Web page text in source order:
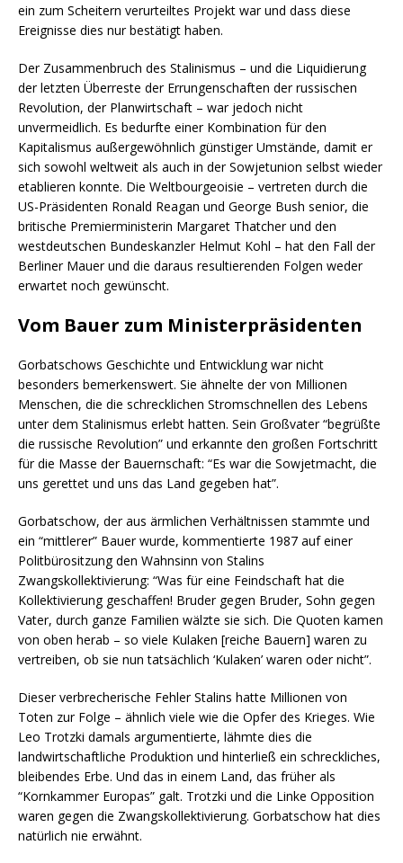
ein zum Scheitern verurteiltes Projekt war und dass diese
Ereignisse dies nur bestätigt haben.
Der Zusammenbruch des Stalinismus – und die Liquidierung
der letzten Überreste der Errungenschaften der russischen
Revolution, der Planwirtschaft – war jedoch nicht
unvermeidlich. Es bedurfte einer Kombination für den
Kapitalismus außergewöhnlich günstiger Umstände, damit er
sich sowohl weltweit als auch in der Sowjetunion selbst wieder
etablieren konnte. Die Weltbourgeoisie – vertreten durch die
US-Präsidenten Ronald Reagan und George Bush senior, die
britische Premierministerin Margaret Thatcher und den
westdeutschen Bundeskanzler Helmut Kohl – hat den Fall der
Berliner Mauer und die daraus resultierenden Folgen weder
erwartet noch gewünscht.
Vom Bauer zum Ministerpräsidenten
Gorbatschows Geschichte und Entwicklung war nicht
besonders bemerkenswert. Sie ähnelte der von Millionen
Menschen, die die schrecklichen Stromschnellen des Lebens
unter dem Stalinismus erlebt hatten. Sein Großvater “begrüßte
die russische Revolution” und erkannte den großen Fortschritt
für die Masse der Bauernschaft: “Es war die Sowjetmacht, die
uns gerettet und uns das Land gegeben hat”.
Gorbatschow, der aus ärmlichen Verhältnissen stammte und
ein “mittlerer” Bauer wurde, kommentierte 1987 auf einer
Politbürositzung den Wahnsinn von Stalins
Zwangskollektivierung: “Was für eine Feindschaft hat die
Kollektivierung geschaffen! Bruder gegen Bruder, Sohn gegen
Vater, durch ganze Familien wälzte sie sich. Die Quoten kamen
von oben herab – so viele Kulaken [reiche Bauern] waren zu
vertreiben, ob sie nun tatsächlich ‘Kulaken’ waren oder nicht”.
Dieser verbrecherische Fehler Stalins hatte Millionen von
Toten zur Folge – ähnlich viele wie die Opfer des Krieges. Wie
Leo Trotzki damals argumentierte, lähmte dies die
landwirtschaftliche Produktion und hinterließ ein schreckliches,
bleibendes Erbe. Und das in einem Land, das früher als
“Kornkammer Europas” galt. Trotzki und die Linke Opposition
waren gegen die Zwangskollektivierung. Gorbatschow hat dies
natürlich nie erwähnt.